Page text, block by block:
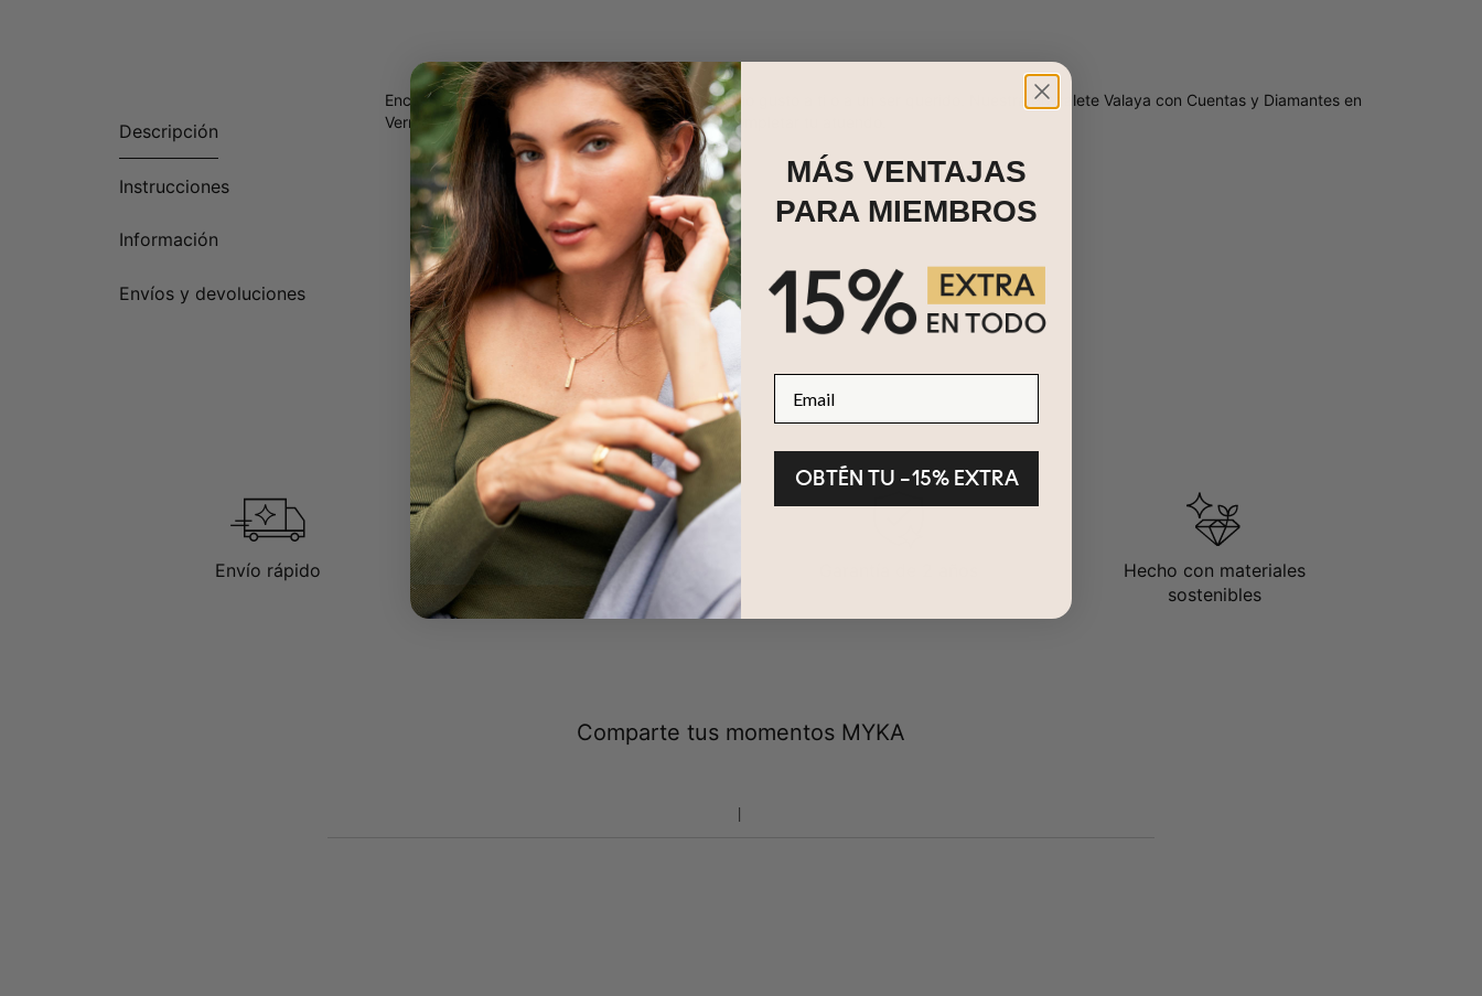
Descripción
Instrucciones
Información
Envíos y devoluciones
Encuentra el collar perfecto para darte un pequeño gusto a ti o a un ser querido. Nuestra Brazalete Valaya con Cuentas y Diamantes en
Vermeil de Oro 18K será la pieza perfecta para completar tu atuendo.
Envío rápido Devoluciones en 100 días
Hecho con materiales
sostenibles
Comparte tus momentos MYKA
MÁS VENTAJAS
PARA MIEMBROS
OBTÉN TU –15% EXTRA